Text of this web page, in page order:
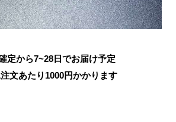
定から7~28日でお届け予定
文あたり 1000円かかります